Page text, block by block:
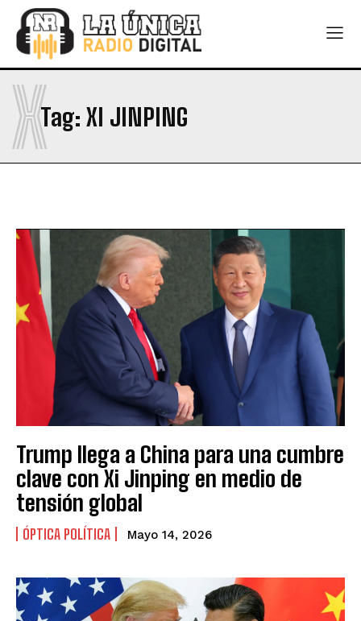
Tag: XI JINPING
X
Trump llega a China para una cumbre
clave con Xi Jinping en medio de
tensión global
ÓPTICA POLÍTICA Mayo 14, 2026